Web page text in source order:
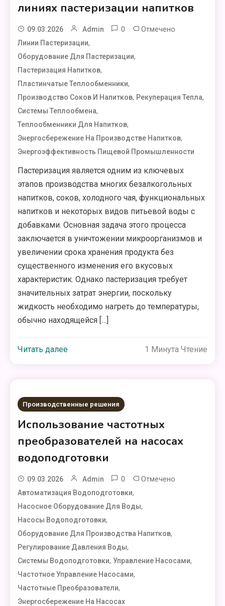
линиях пастеризации напитков
09.03.2026 Admin 0 Отмечено
Линии Пастеризации,
Оборудование Для Пастеризации,
Пастеризация Напитков,
Пластинчатые Теплообменники,
Производство Соков И Напитков, Рекуперация Тепла,
Системы Теплообмена,
Теплообменники Для Напитков,
Энергосбережение На Производстве Напитков,
Энергоэффективность Пищевой Промышленности
Пастеризация является одним из ключевых
этапов производства многих безалкогольных
напитков, соков, холодного чая, функциональных
напитков и некоторых видов питьевой воды с
добавками. Основная задача этого процесса
заключается в уничтожении микроорганизмов и
увеличении срока хранения продукта без
существенного изменения его вкусовых
характеристик. Однако пастеризация требует
значительных затрат энергии, поскольку
жидкость необходимо нагреть до температуры,
обычно находящейся […]
Читать далее 1 Минута Чтение
Производственные решения
Использование частотных
преобразователей на насосах
водоподготовки
09.03.2026 Admin 0 Отмечено
Автоматизация Водоподготовки,
Насосное Оборудование Для Воды,
Насосы Водоподготовки,
Оборудование Для Производства Напитков,
Регулирование Давления Воды,
Системы Водоподготовки,Управление Насосами,
Частотное Управление Насосами,
Частотные Преобразователи,
Энергосбережение На Насосах